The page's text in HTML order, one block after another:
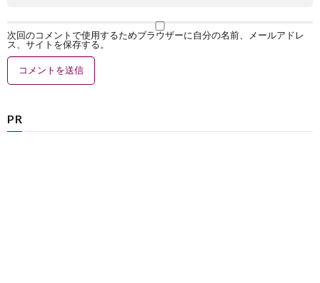
次回のコメントで使用するためブラウザーに自分の名前、メールアドレ
ス、サイトを保存する。
PR